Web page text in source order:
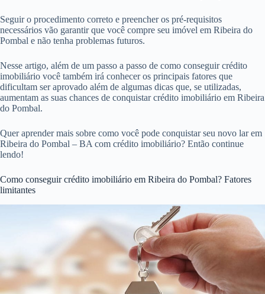
Seguir o procedimento correto e preencher os pré-requisitos
necessários vão garantir que você compre seu imóvel em Ribeira do
Pombal e não tenha problemas futuros.
Nesse artigo, além de um passo a passo de como conseguir crédito
imobiliário você também irá conhecer os principais fatores que
dificultam ser aprovado além de algumas dicas que, se utilizadas,
aumentam as suas chances de conquistar crédito imobiliário em Ribeira
do Pombal.
Quer aprender mais sobre como você pode conquistar seu novo lar em
Ribeira do Pombal – BA com crédito imobiliário? Então continue
lendo!
Como conseguir crédito imobiliário em Ribeira do Pombal? Fatores
limitantes